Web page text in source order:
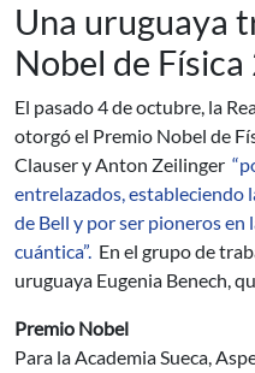
Una uruguaya
Nobel de
El pasado 4 de octubre, la
otorgó el Premio Nobel de
Clauser y Anton Zeilinger
entrelazados, estableciendo
de Bell y por ser pioneros en
cuántica”. En el grupo de
uruguaya Eugenia Benech,
Premio Nobel
Para la Academia Sueca,